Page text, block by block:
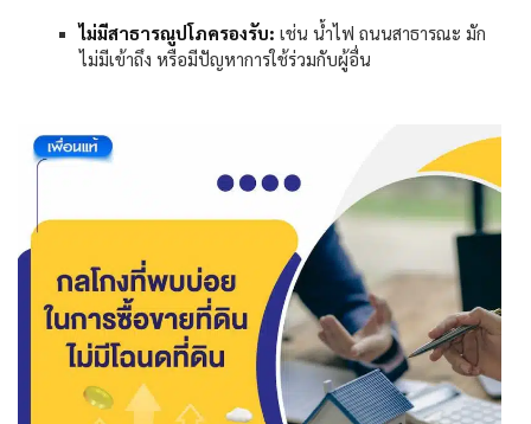
ไม่มีสาธารณูปโภครองรับ: เช่น น้ำไฟ ถนนสาธารณะ มัก
ไม่มีเข้าถึง หรือมีปัญหาการใช้ร่วมกับผู้อื่น